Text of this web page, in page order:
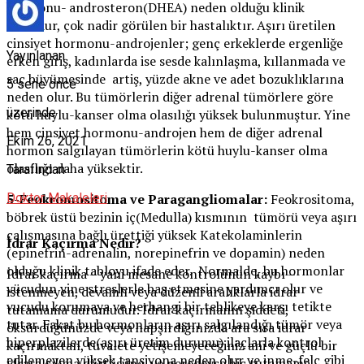
hormonu- androsteron(DHEA) neden olduğu klinik
tablodur, çok nadir görülen bir hastalıktır. Aşırı üretilen
cinsiyet hormonu-androjenler; genç erkeklerde ergenliğe
erken giriş, kadınlarda ise sesde kalınlaşma, kıllanmada ve
saç büyümesinde artiş, yüzde akne ve adet bozuklıklarına
neden olur. Bu tümörlerin diğer adrenal tümörlere göre
kötü huylu-kanser olma olasılığı yüksek bulunmuştur. Yine
hem cinsiyet hormonu-androjen hem de diğer adrenal
hormon salgılayan tümörlerin kötü huylu-kanser olma
olasılığı daha yüksektir.
5-Feokromositoma ve Paragangliomalar: Feokrositoma,
böbrek üstü bezinin iç(Medulla) kısmının tümörü veya aşırı
çalışmasına bağlı ürettiği yüksek Katekolaminlerin
(epinefrin-adrenalin, norepinefrin ve dopamin) neden
olduğu klinik tabloyu ifade eder. Normalde, bu hormonlar
vücudun yine streslerle baş etmesine yardımcı olur ve
vucudu korumaya ve herhangi bir tehlikeye karşı tetikte
tutar. Fakat bu hormonların aşırı salgılandığı tümör veya
hiperplazilerde(aşırı üretim durumu) ilaçlarla kontrol
edilemeyen yüksek tansiyona neden olur ve inme-felç gibi
Yayınlanan
5 sene önce
üzerinde
Ekim 26, 2021
Tarafından
Doktor Makaleleri
İdrar Kaçırma Nedir?
İdrar kaçırma – yani mesane kontrolünün kaybı –
istenmeyen, devamlı veya düzenli aralıklarla idrar
tutamama durumudur. İdrar kaçırmanın şiddeti,
öksürdüğünüzde veya hapşırdığınızda ara sıra idrar
kaçırmaktan, tuvalete yetişemeyeceğiniz ani ve güçlü bir